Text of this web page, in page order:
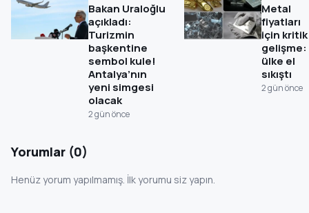
Bakan Uraloğlu
açıkladı:
Turizmin
başkentine
sembol kule!
Antalya’nın
yeni simgesi
olacak
2 gün önce
Metal
fiyatları
için kritik
gelişme:
ülke el
sıkıştı
2 gün önce
Yorumlar (0)
Henüz yorum yapılmamış. İlk yorumu siz yapın.